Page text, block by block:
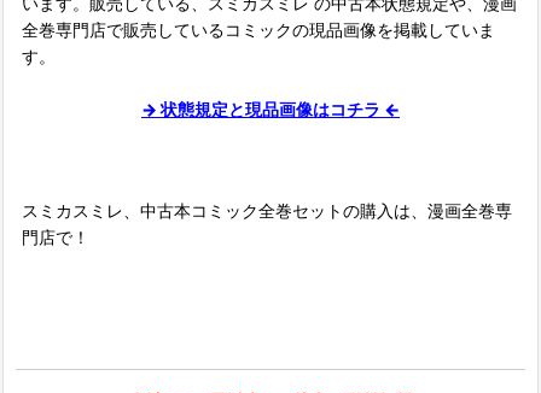
全巻専門店で販売しているコミックの現品画像を掲載していま
す。
→ 状態規定と現品画像はコチラ ←
スミカスミレ、中古本コミック全巻セットの購入は、漫画全巻専
門店で！